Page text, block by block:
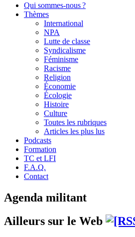
Qui sommes-nous ?
Thèmes
International
NPA
Lutte de classe
Syndicalisme
Féminisme
Racisme
Religion
Économie
Écologie
Histoire
Culture
Toutes les rubriques
Articles les plus lus
Podcasts
Formation
TC et LFI
F.A.Q.
Contact
Agenda militant
Ailleurs sur le Web